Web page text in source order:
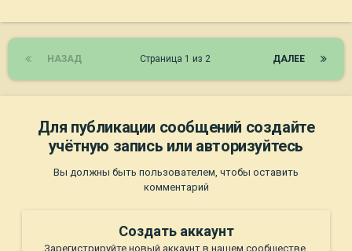
НАЗАД ДАЛЕЕ
Страница 1 из 2
Для публикации сообщений создайте
учётную запись или авторизуйтесь
Вы должны быть пользователем, чтобы оставить
комментарий
Создать аккаунт
Зарегистрируйте новый аккаунт в нашем сообществе.